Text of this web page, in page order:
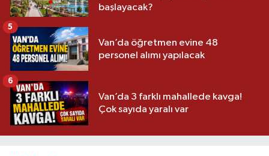
başlayacak?
Van’da öğretmen evine 48
personel alımı yapılacak
5
Van’da 3 farklı mahallede kavga!
Çok sayıda yaralı var
6